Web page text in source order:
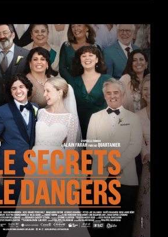
DE
YANN
GOZLAN
SAMEDI
28
FÉVRIER
À
14H00
AU
6161
CAMBIE